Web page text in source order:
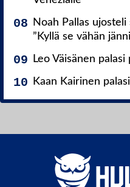
Noah Pallas
”Kyllä se vähän
Leo Väisänen
Kaan Kairinen